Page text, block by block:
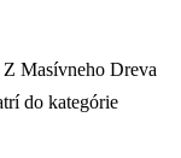
Masívneho Dreva
do kategórie